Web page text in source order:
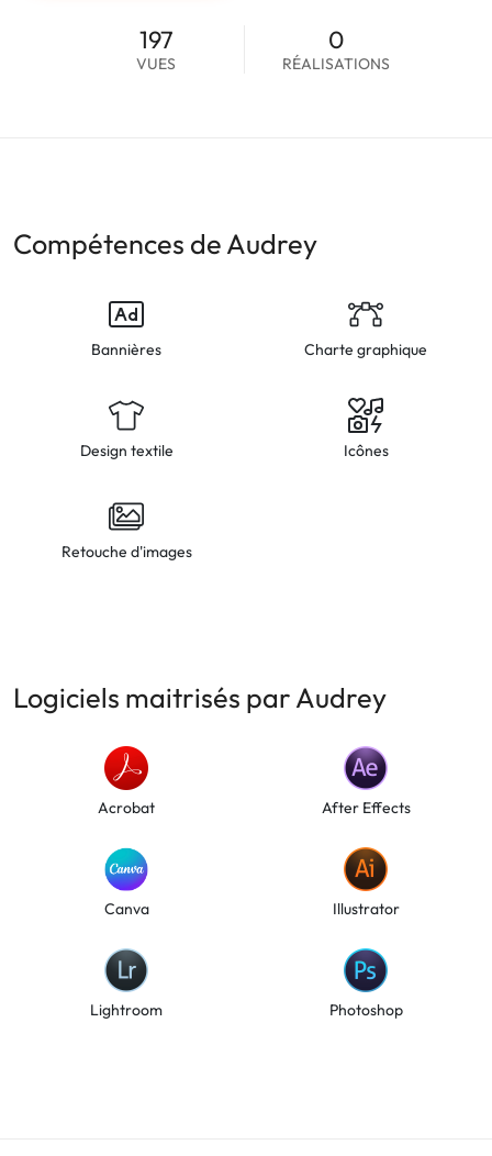
197
VUES
0
RÉALISATIONS
Compétences de Audrey
Bannières Charte graphique
Design textile Icônes
Retouche d'images
Logiciels maitrisés par Audrey
Acrobat After Effects
Canva Illustrator
Lightroom Photoshop